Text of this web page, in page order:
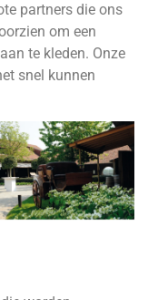
partners die ons
om een
te kleden. Onze
snel kunnen